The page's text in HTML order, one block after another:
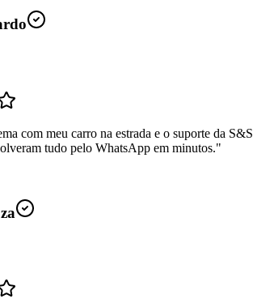
com meu carro na estrada e o suporte da S&S
tudo pelo WhatsApp em minutos."